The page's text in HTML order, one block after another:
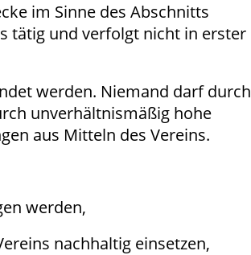
im Sinne des Abschnitts
tätig und verfolgt nicht in erster
werden. Niemand darf durch
unverhältnismäßig hohe
aus Mitteln des Vereins.
werden,
nachhaltig einsetzen,